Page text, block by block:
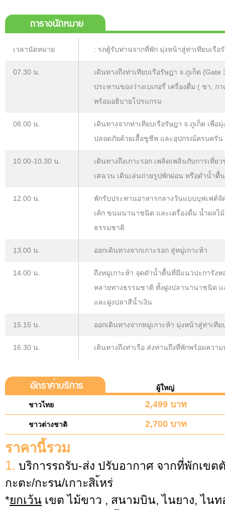
ตารางนัดหมาย
เวลานัดหมาย : รถตู้รับท่านจากที่พัก มุ่งหน้าสู่ท่าเทียบเรือ
07.30 น.
เดินทางถึงท่าเทียบเรือรัษฎา จ.ภูเก็ต
ประทานของว่างเบเกอรี่ เครื่องดื่ม ( ชา,
พร้อมอธิบายโปรแกรม
08.00 น.
เดินทางจากท่าเทียบเรือรัษฎา จ.ภูเก็ต เพื่
ปลอดภัยด้วยเสื้อชูชีพ และอุปกรณ์ครบครัน
10.00-10.30 น.
เดินทางถึงเกาะรอก เพลิดเพลินกับการเที่
เสฉวน เดินเล่นถ่ายรูปพักผ่อน หรือดำน้ำตื้น
12.00 น.
พักรับประทานอาหารกลางวันแบบบุฟเฟต์จั
เค้ก ขนมนานาชนิด และเครื่องดื่ม น้ำผลไ
ธรรมชาติ
13.00 น. ออกเดินทางจากเกาะรอก สู่หมู่เกาะห้า
14.00 น.
ถึงหมู่เกาะห้า จุดดำน้ำตื้นที่มีแนวปะการั
หลายทางธรรมชาติ ทั้งฝูงปลานานาชนิด แ
และฝูงปลาสีน้ำเงิน
15.15 น. ออกเดินทางจากหมู่เกาะห้า มุ่งหน้าสู่ท่าเทีย
16.30 น. เดินทางถึงท่าเรือ ส่งท่านถึงที่พักพร้อมควา
อัตราค่าบริการ ผู้ใหญ่
ชาวไทย 2,499 บาท
ชาวต่างชาติ 2,700 บาท
ราคานี้รวม
1. บริการรถรับ-ส่ง ปรับอากาศ จากที่พักเขต
กะตะ/กะรน/เกาะสิเ้หร่
*ยกเว้น เขต ไม้ขาว , สนามบิน, ไนยาง, ไน